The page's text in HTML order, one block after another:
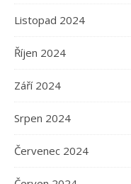
Listopad 2024
Říjen 2024
Září 2024
Srpen 2024
Červenec 2024